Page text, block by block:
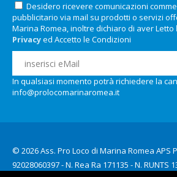
Desidero ricevere comunicazioni
pubblicitario via mail su prodotti o servizi
Marina Romea, inoltre dichiaro di aver Letto
Privacyed Accetto le Condizioni
In qualsiasi momento potrà richiedere la
info@prolocomarinaromea.it
© 2026 Ass. Pro Loco di Marina Romea APS
92028060397 - N. Rea Ra 171135 - N. RUNTS